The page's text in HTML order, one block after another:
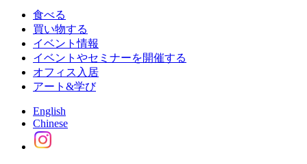
食べる
買い物する
イベント情報
イベントやセミナーを開催する
オフィス入居
アート&学び
English
Chinese